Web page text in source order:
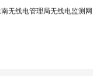
无线电管理局无线电监测网